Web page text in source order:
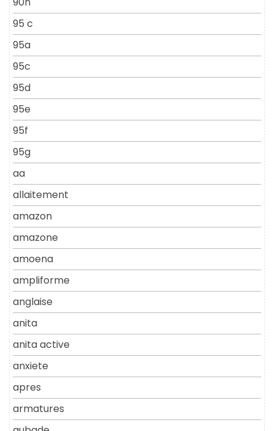
95 c
95a
95c
95d
95e
95f
95g
aa
allaitement
amazon
amazone
amoena
ampliforme
anglaise
anita
anita active
anxiete
apres
armatures